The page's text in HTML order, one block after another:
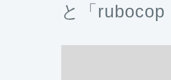
と「rubocop